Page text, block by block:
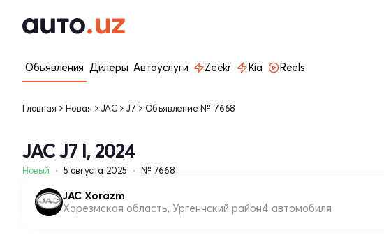
Объявления Дилеры Автоуслуги Zeekr Kia Reels
Главная Новая JAC J7 Объявление № 7668
JAC J7 I, 2024
Новый 5 августа 2025 № 7668
JAC Xorazm
Хорезмская область, Ургенчский район4 автомобиля